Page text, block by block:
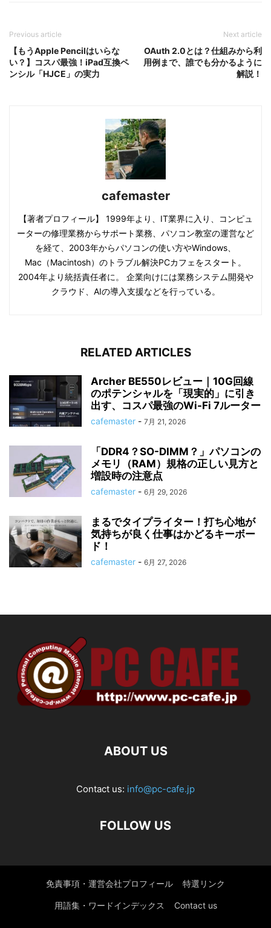
Previous article
【もうApple Pencilはいらな
い？】コスパ最強！iPad互換ペ
ンシル「HJCE」の実力
Next article
OAuth 2.0とは？仕組みから利
用例まで、誰でも分かるように
解説！
cafemaster
【著者プロフィール】 1999年より、IT業界に入り、コンピュ
ーターの修理業務からサポート業務、パソコン教室の運営など
を経て、2003年からパソコンの使い方やWindows、
Mac（Macintosh）のトラブル解決PCカフェをスタート。
2004年より統括責任者に。 企業向けには業務システム開発や
クラウド、AIの導入支援などを行っている。
RELATED ARTICLES
Archer BE550レビュー｜10G回線
のポテンシャルを「現実的」に引き
出す、コスパ最強のWi-Fi 7ルーター
cafemaster - 7月 21, 2026
「DDR4？SO-DIMM？」パソコンの
メモリ（RAM）規格の正しい見方と
増設時の注意点
cafemaster - 6月 29, 2026
まるでタイプライター！打ち心地が
気持ちが良く仕事はかどるキーボー
ド！
cafemaster - 6月 27, 2026
ABOUT US
Contact us: info@pc-cafe.jp
FOLLOW US
免責事項・運営会社プロフィール 特選リンク
用語集・ワードインデックス Contact us